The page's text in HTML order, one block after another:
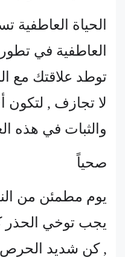
الحياة العاطفية
العاطفية في
توطد علاقتك مع
لا تجازف ,
والثبات في هذه
صحياً
يوم مطمئن من
يجب توخي الحذر
, كن شديد الحرص